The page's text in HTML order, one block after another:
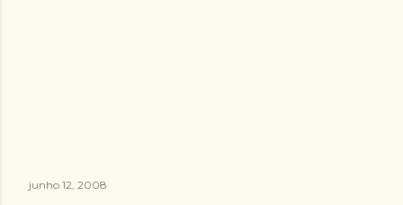
junho 12, 2008